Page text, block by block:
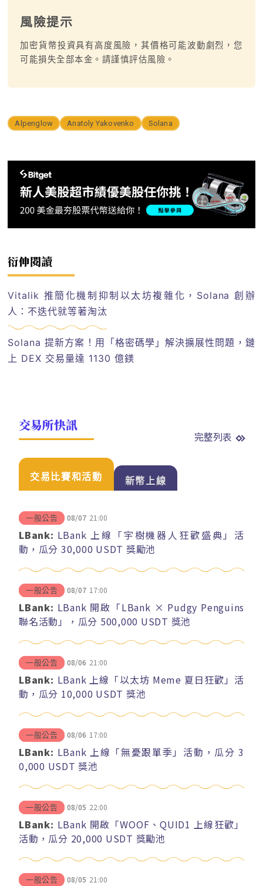
風險提示
加密貨幣投資具有高度風險，其價格可能波動劇烈，您
可能損失全部本金。請謹慎評估風險。
Alpenglow Anatoly Yakovenko Solana
衍伸閱讀
Vitalik 推簡化機制抑制以太坊複雜化，Solana 創辦
人：不迭代就等著淘汰
Solana 提新方案！用「格密碼學」解決擴展性問題，鏈
上 DEX 交易量達 1130 億鎂
交易所快訊
完整列表
交易比賽和活動 新幣上線
一般公告 08/07 21:00
LBank: LBank 上線「宇樹機器人狂歡盛典」活
動，瓜分 30,000 USDT 獎勵池
一般公告 08/07 17:00
LBank: LBank 開啟「LBank × Pudgy Penguins
聯名活動」，瓜分 500,000 USDT 獎池
一般公告 08/06 21:00
LBank: LBank 上線「以太坊 Meme 夏日狂歡」活
動，瓜分 10,000 USDT 獎池
一般公告 08/06 17:00
LBank: LBank 上線「無憂跟單季」活動，瓜分 3
0,000 USDT 獎池
一般公告 08/05 22:00
LBank: LBank 開啟「WOOF、QUID1 上線狂歡」
活動，瓜分 20,000 USDT 獎勵池
一般公告 08/05 21:00